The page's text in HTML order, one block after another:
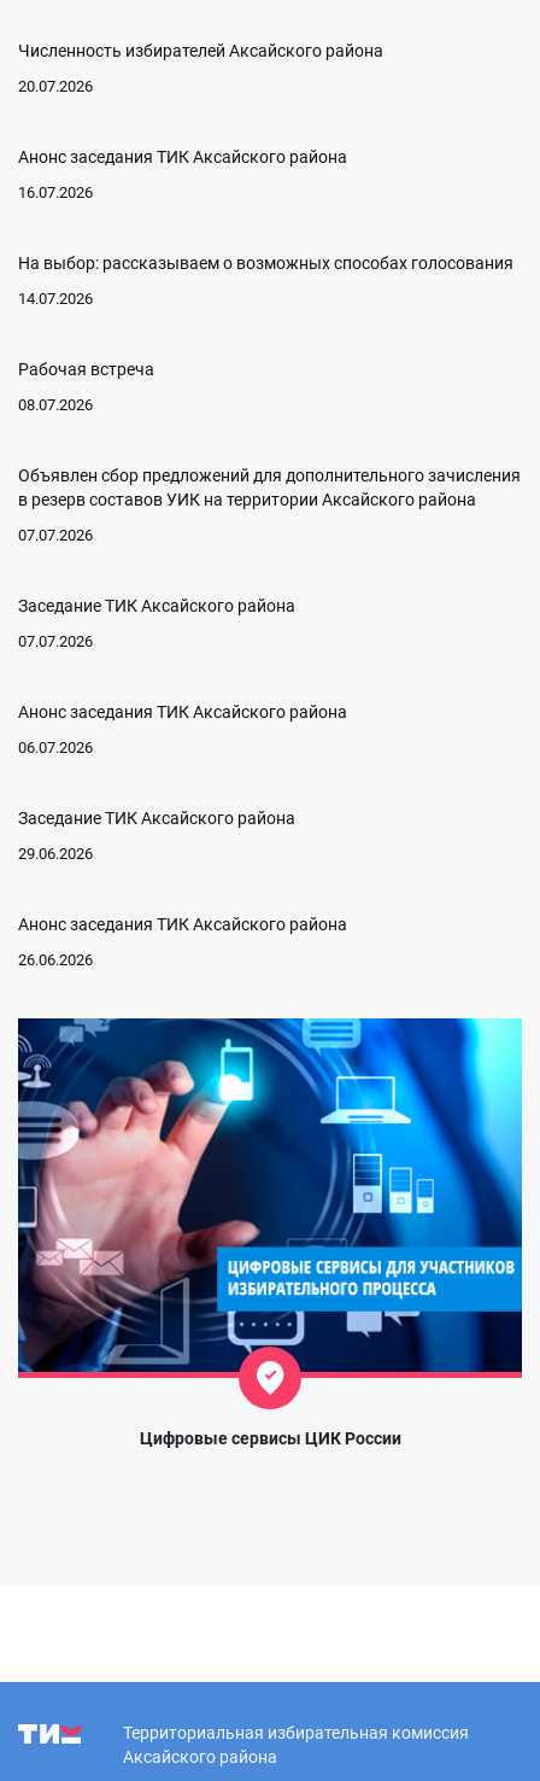
Численность избирателей Аксайского района
20.07.2026
Анонс заседания ТИК Аксайского района
16.07.2026
На выбор: рассказываем о возможных способах голосования
14.07.2026
Рабочая встреча
08.07.2026
Объявлен сбор предложений для дополнительного зачисления
в резерв составов УИК на территории Аксайского района
07.07.2026
Заседание ТИК Аксайского района
07.07.2026
Анонс заседания ТИК Аксайского района
06.07.2026
Заседание ТИК Аксайского района
29.06.2026
Анонс заседания ТИК Аксайского района
26.06.2026
Цифровые сервисы ЦИК России
Территориальная избирательная комиссия
Аксайского района